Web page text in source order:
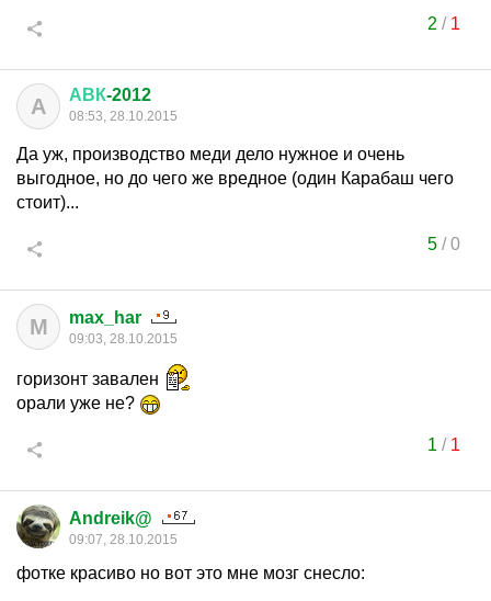
2 / 1
А АВК-2012
08:53, 28.10.2015
Да уж, производство меди дело нужное и очень
выгодное, но до чего же вредное (один Карабаш чего
стоит)...
5/0
M max_har
09:03, 28.10.2015
горизонт завален
орали уже не?
1 / 1
Andreik@
09:07, 28.10.2015
фотке красиво но вот это мне мозг снесло: